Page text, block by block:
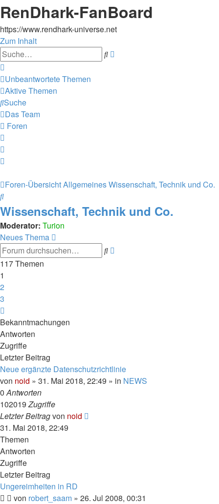
RenDhark-FanBoard
https://www.rendhark-universe.net
Zum Inhalt
Suche
Unbeantwortete Themen
Aktive Themen
Suche
Das Team
Foren
Foren-ÜbersichtAllgemeinesWissenschaft, Technik und Co.
Suche
Wissenschaft, Technik und Co.
Moderator: Turion
Neues Thema
Suche
117 Themen
1
2
3
Bekanntmachungen
Antworten
Zugriffe
Letzter Beitrag
Neue ergänzte Datenschutzrichtlinie
von noid » 31. Mai 2018, 22:49 » in NEWS
0Antworten
102019Zugriffe
Letzter Beitragvon noid
31. Mai 2018, 22:49
Themen
Antworten
Zugriffe
Letzter Beitrag
Ungereimheiten in RD
von robert_saam » 26. Jul 2008, 00:31